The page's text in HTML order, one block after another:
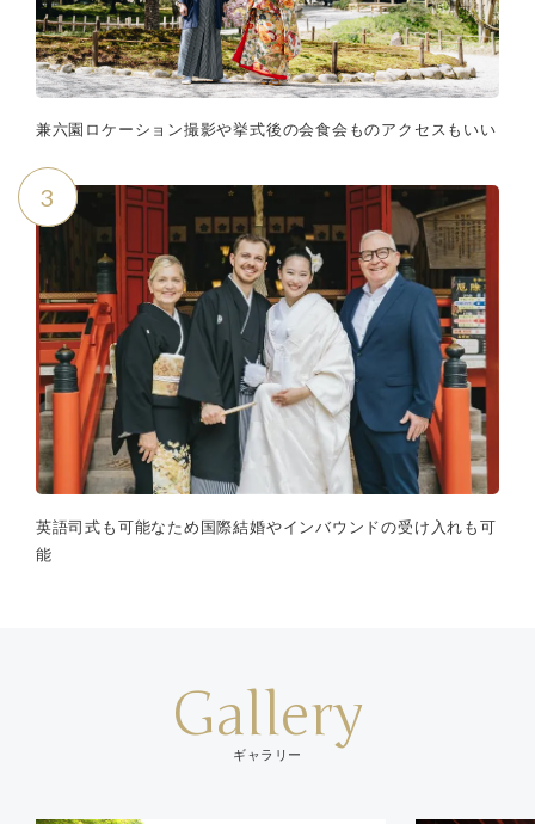
兼六園ロケーション撮影や挙式後の会食会ものアクセスもいい
3
英語司式も可能なため国際結婚やインバウンドの受け入れも可
能
Gallery
ギャラリー